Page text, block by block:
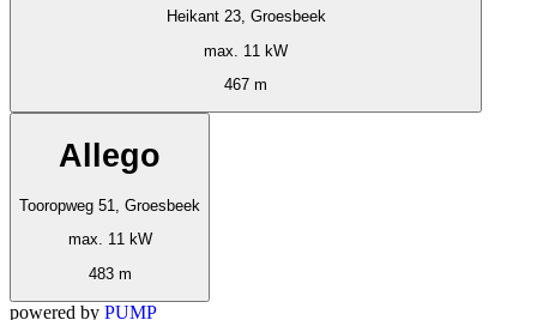
Heikant 23, Groesbeek
max. 11 kW
467 m
Allego
Tooropweg 51, Groesbeek
max. 11 kW
483 m
powered by PUMP